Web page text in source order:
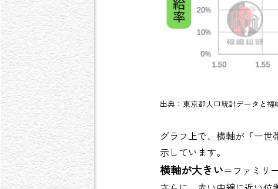
出典：東京都人口統計データと
グラフ上で、横軸が「一
示しています。
横軸が大きい＝ファミリ